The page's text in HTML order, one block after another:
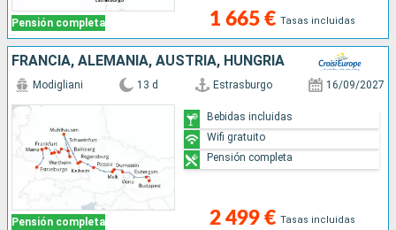
Pensión completa 1 665 € Tasas incluidas
FRANCIA, ALEMANIA, AUSTRIA, HUNGRÍA
Pensión completa
Modigliani 13 d Estrasburgo 16/09/2027
2 499 € Tasas incluidas
Bebidas incluidas
Wifi gratuito
Pensión completa